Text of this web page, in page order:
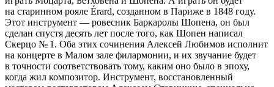
на старинном рояле Érard, созданном в Париже в 1848 году.
Этот инструмент — ровесник Баркаролы Шопена, он был
сделан спустя десять лет после того, как Шопен написал
Скерцо № 1. Оба этих сочинения Алексей Любимов исполнит
на концерте в Малом зале филармонии, и их звучание будет
в точности соответствовать тому, каким оно было в эпоху,
когда жил композитор. Инструмент, восстановленный